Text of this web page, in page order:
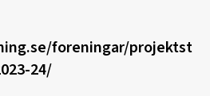
foreningar/projektst
24/